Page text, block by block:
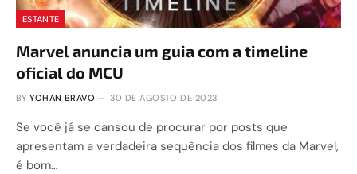
ESTANTE
Marvel anuncia um guia com a timeline
oficial do MCU
BY YOHAN BRAVO 30 DE AGOSTO DE 2023
Se você já se cansou de procurar por posts que
apresentam a verdadeira sequência dos filmes da Marvel,
é bom…